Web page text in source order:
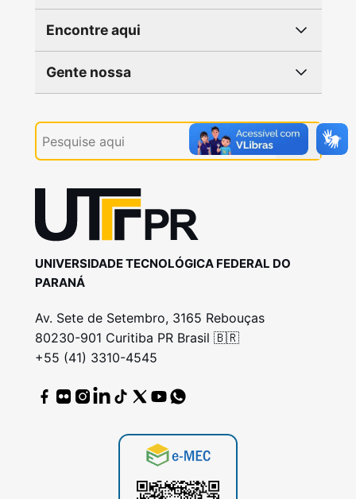
Encontre aqui
Gente nossa
UNIVERSIDADE TECNOLÓGICA FEDERAL DO
PARANÁ
Av. Sete de Setembro, 3165 Rebouças
80230-901 Curitiba PR Brasil 🇧🇷
+55 (41) 3310-4545